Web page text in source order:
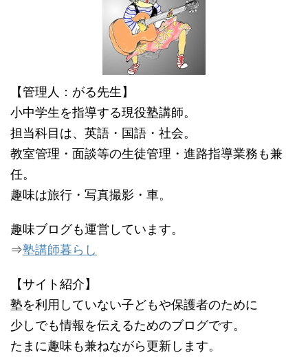
【管理人：がる先生】
小中学生を指導する現役塾講師。
担当科目は、英語・国語・社会。
教室管理・面談等の生徒管理・進路指導業務も兼
任。
趣味は旅行・写真撮影・車。
趣味ブログも運営しています。
⇒塾講師暮らし
【サイト紹介】
塾を利用していない子どもや保護者のために
少しでも情報を伝えるためのブログです。
たまに趣味も兼ねながら更新します。